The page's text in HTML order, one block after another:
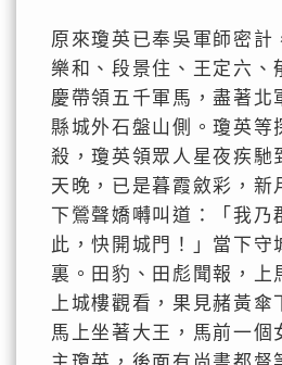
原來瓊英已奉吳軍師密計
樂和、段景住、王定六、
慶帶領五千軍馬，盡著北
縣城外石盤山側。瓊英等
殺，瓊英領眾人星夜疾馳
天晚，已是暮霞斂彩，新
下鶯聲嬌囀叫道：「我乃
此，快開城門！」當下守
裏。田豹、田彪聞報，上
上城樓觀看，果見赭黃傘
馬上坐著大王，馬前一個